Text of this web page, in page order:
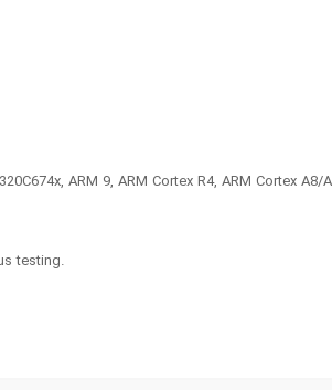
ARM 9, ARM Cortex R4, ARM Cortex A8/
testing.